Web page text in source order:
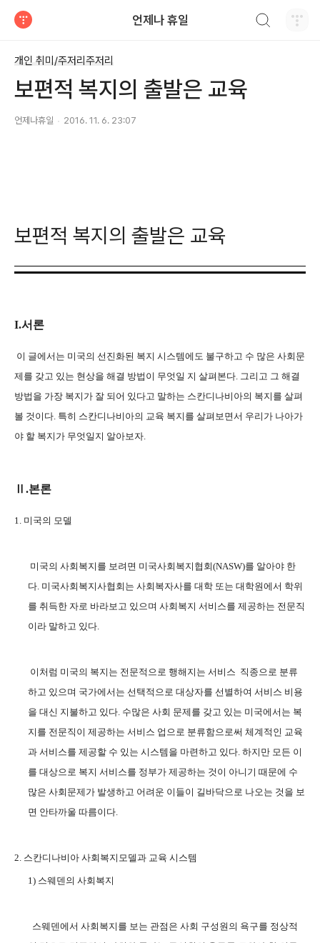
언제나 휴일
개인 취미/주저리주저리
보편적 복지의 출발은 교육
언제나휴일 2016. 11. 6. 23:07
보편적 복지의 출발은 교육
I.서론
이 글에서는 미국의 선진화된 복지 시스템에도 불구하고 수 많은 사회문
제를 갖고 있는 현상을 해결 방법이 무엇일 지 살펴본다. 그리고 그 해결
방법을 가장 복지가 잘 되어 있다고 말하는 스칸디나비아의 복지를 살펴
볼 것이다. 특히 스칸디나비아의 교육 복지를 살펴보면서 우리가 나아가
야 할 복지가 무엇일지 알아보자.
.본론
1. 미국의 모델
미국의 사회복지를 보려면 미국사회복지협회(NASW)를 알아야 한
다. 미국사회복지사협회는 사회복자사를 대학 또는 대학원에서 학위
를 취득한 자로 바라보고 있으며 사회복지 서비스를 제공하는 전문직
이라 말하고 있다.
이처럼 미국의 복지는 전문적으로 행해지는 서비스 직종으로 분류
하고 있으며 국가에서는 선택적으로 대상자를 선별하여 서비스 비용
을 대신 지불하고 있다. 수많은 사회 문제를 갖고 있는 미국에서는 복
지를 전문직이 제공하는 서비스 업으로 분류함으로써 체계적인 교육
과 서비스를 제공할 수 있는 시스템을 마련하고 있다. 하지만 모든 이
를 대상으로 복지 서비스를 정부가 제공하는 것이 아니기 때문에 수
많은 사회문제가 발생하고 어려운 이들이 길바닥으로 나오는 것을 보
면 안타까울 따름이다.
2. 스칸디나비아 사회복지모델과 교육 시스템
1) 스웨덴의 사회복지
스웨덴에서 사회복지를 보는 관점은 사회 구성원의 욕구를 정상적